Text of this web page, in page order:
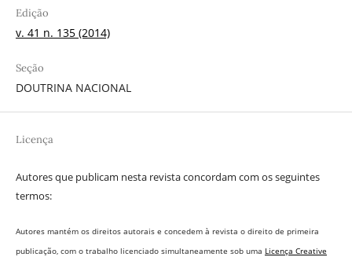
Edição
v. 41 n. 135 (2014)
Seção
DOUTRINA NACIONAL
Licença
Autores que publicam nesta revista concordam com os seguintes
termos:
Autores mantém os direitos autorais e concedem à revista o direito de primeira
publicação, com o trabalho licenciado simultaneamente sob uma Licença Creative